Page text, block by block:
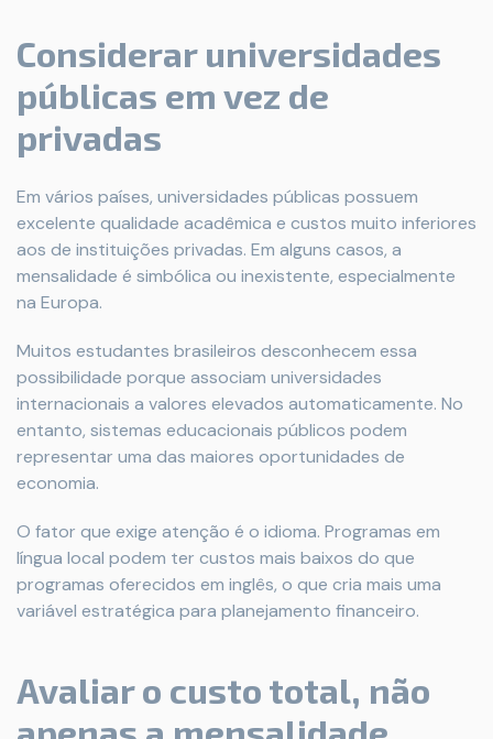
Considerar universidades
públicas em vez de
privadas
Em vários países, universidades públicas possuem
excelente qualidade acadêmica e custos muito inferiores
aos de instituições privadas. Em alguns casos, a
mensalidade é simbólica ou inexistente, especialmente
na Europa.
Muitos estudantes brasileiros desconhecem essa
possibilidade porque associam universidades
internacionais a valores elevados automaticamente. No
entanto, sistemas educacionais públicos podem
representar uma das maiores oportunidades de
economia.
O fator que exige atenção é o idioma. Programas em
língua local podem ter custos mais baixos do que
programas oferecidos em inglês, o que cria mais uma
variável estratégica para planejamento financeiro.
Avaliar o custo total, não